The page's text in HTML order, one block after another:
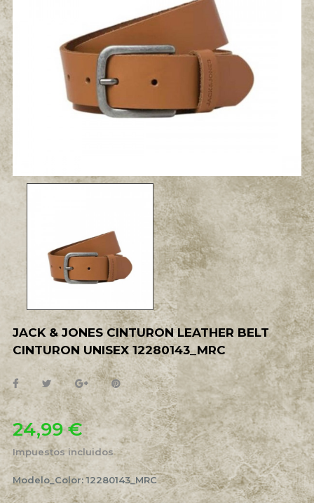
JACK & JONES CINTURON LEATHER BELT
CINTURON UNISEX 12280143_MRC
24,99 €
Impuestos incluidos
Modelo_Color: 12280143_MRC